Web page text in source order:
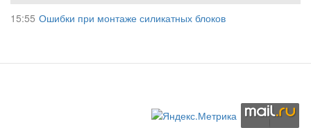
15:55 Ошибки при монтаже силикатных блоков